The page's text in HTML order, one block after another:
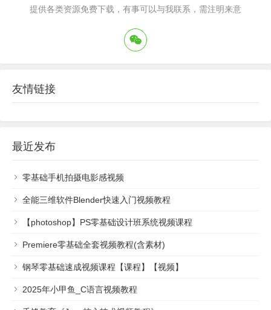
提供各类资源免费下载，有事可以与我联系，需注明来意
友情链接
最近发布
零基础手机拍摄电影感视频
全能三维软件Blender快速入门视频教程
【photoshop】PS零基础设计班系统视频课程
Premiere零基础全套视频教程(含素材)
钢琴零基础速成视频课程【课程】【视频】
2025年小甲鱼_C语言视频教程